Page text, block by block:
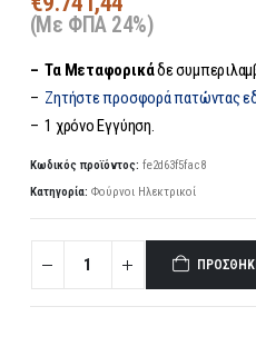
(Με ΦΠΑ 24%)
– Τα Μεταφορικάδε
– Ζητήστε προσφορά πατώντας
– 1 χρόνο Εγγύηση.
Κωδικός προϊόντος: fe2d63f5fac8
Κατηγορία: Φούρνοι Ηλεκτρικοί